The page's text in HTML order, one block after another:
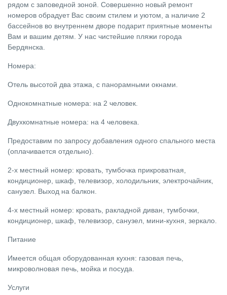
рядом с заповедной зоной. Совершенно новый ремонт
номеров обрадует Вас своим стилем и уютом, а наличие 2
бассейнов во внутреннем дворе подарит приятные моменты
Вам и вашим детям. У нас чистейшие пляжи города
Бердянска.
Номера:
Отель высотой два этажа, с панорамными окнами.
Однокомнатные номера: на 2 человек.
Двухкомнатные номера: на 4 человека.
Предоставим по запросу добавления одного спального места
(оплачивается отдельно).
2-х местный номер: кровать, тумбочка прикроватная,
кондиционер, шкаф, телевизор, холодильник, электрочайник,
санузел. Выход на балкон.
4-х местный номер: кровать, ракладной диван, тумбочки,
кондиционер, шкаф, телевизор, санузел, мини-кухня, зеркало.
Питание
Имеется общая оборудованная кухня: газовая печь,
микроволновая печь, мойка и посуда.
Услуги